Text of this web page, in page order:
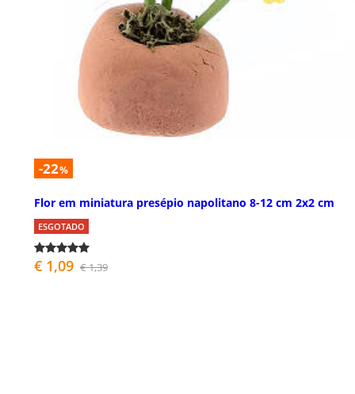
-22%
Flor em miniatura presépio napolitano 8-12 cm 2x2 cm
ESGOTADO
€ 1,09 € 1,39